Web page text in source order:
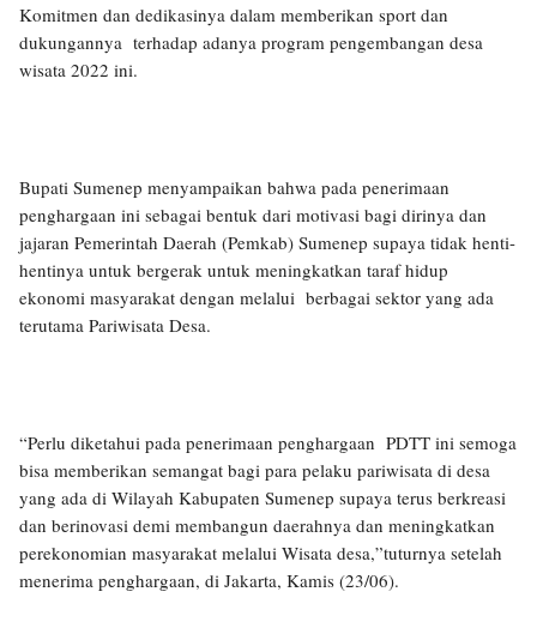
Komitmen dan dedikasinya dalam memberikan sport dan
dukungannya terhadap adanya program pengembangan desa
wisata 2022 ini.
Bupati Sumenep menyampaikan bahwa pada penerimaan
penghargaan ini sebagai bentuk dari motivasi bagi dirinya dan
jajaran Pemerintah Daerah (Pemkab) Sumenep supaya tidak henti-
hentinya untuk bergerak untuk meningkatkan taraf hidup
ekonomi masyarakat dengan melalui berbagai sektor yang ada
terutama Pariwisata Desa.
“Perlu diketahui pada penerimaan penghargaan PDTT ini semoga
bisa memberikan semangat bagi para pelaku pariwisata di desa
yang ada di Wilayah Kabupaten Sumenep supaya terus berkreasi
dan berinovasi demi membangun daerahnya dan meningkatkan
perekonomian masyarakat melalui Wisata desa,”tuturnya setelah
menerima penghargaan, di Jakarta, Kamis (23/06).